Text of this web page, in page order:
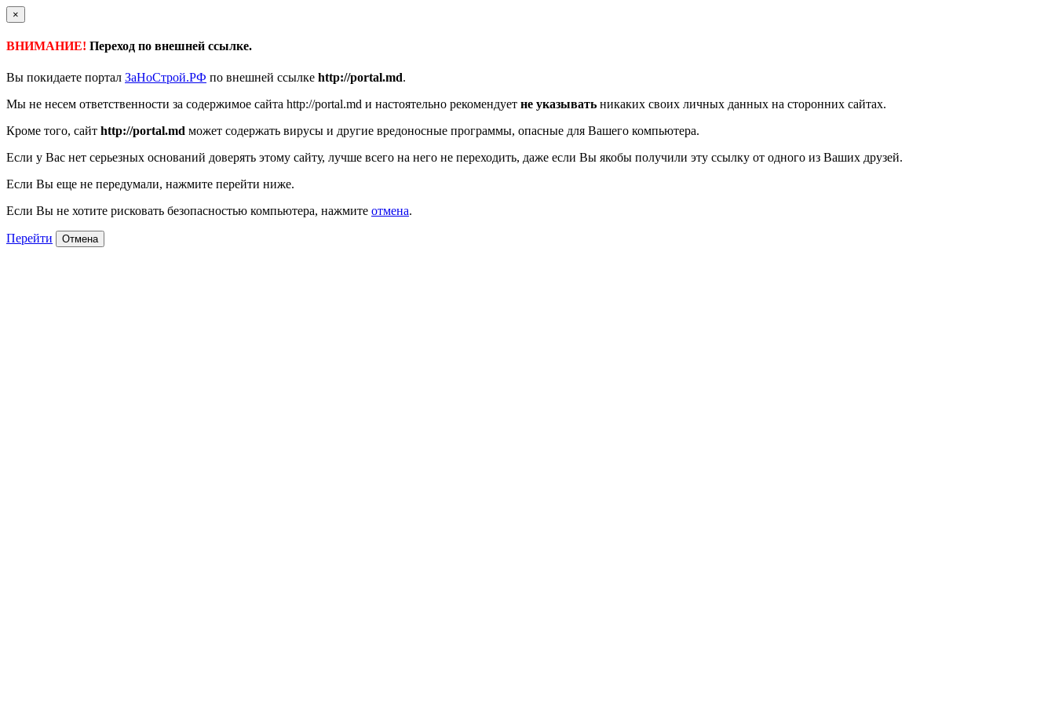
×
ВНИМАНИЕ! Переход по внешней ссылке.
Вы покидаете портал ЗаНоСтрой.РФ по внешней ссылке http://portal.md.
Мы не несем ответственности за содержимое сайта http://portal.md и настоятельно рекомендует не указывать никаких своих личных данных на сторонних сайтах.
Кроме того, сайт http://portal.md может содержать вирусы и другие вредоносные программы, опасные для Вашего компьютера.
Если у Вас нет серьезных оснований доверять этому сайту, лучше всего на него не переходить, даже если Вы якобы получили эту ссылку от одного из Ваших друзей.
Если Вы еще не передумали, нажмите перейти ниже.
Если Вы не хотите рисковать безопасностью компьютера, нажмите отмена.
Перейти Отмена